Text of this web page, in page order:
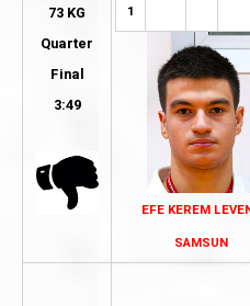
73 KG
Quarter
Final
3:49
1
EFE KEREM
SAMSUN